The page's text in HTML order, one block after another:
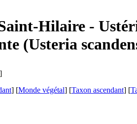
Hilaire -
(Usteria
]
] [Monde végétal] [Taxon ascendant] [